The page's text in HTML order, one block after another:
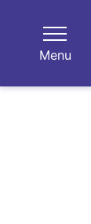
Menu